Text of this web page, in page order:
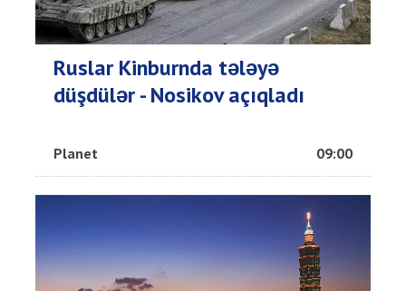
Ruslar Kinburnda tələyə
düşdülər - Nosikov açıqladı
Planet 09:00